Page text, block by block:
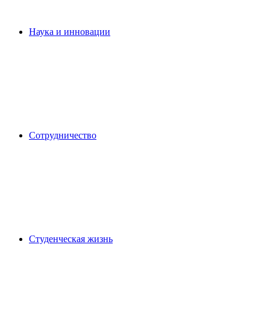
Наука и инновации
Сотрудничество
Студенческая жизнь